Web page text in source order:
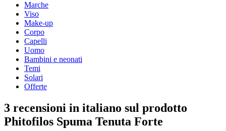
Marche
Viso
Make-up
Corpo
Capelli
Uomo
Bambini e neonati
Temi
Solari
Offerte
3 recensioni in italiano sul prodotto
Phitofilos Spuma Tenuta Forte